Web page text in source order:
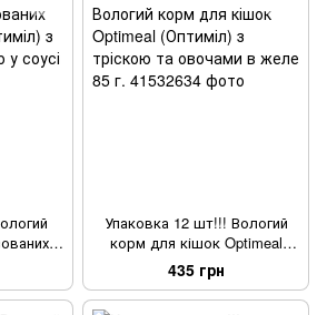
з
соусі
Упаковка 12 шт!!! Вологий
корм для кішок Optimeal
(Оптиміл) з тріскою та
овочами в желе 85 г.
435 грн